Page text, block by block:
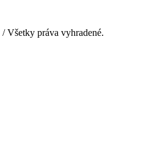
/ Všetky práva vyhradené.